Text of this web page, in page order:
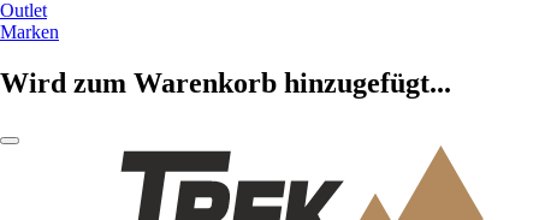
Outlet
Marken
Wird zum Warenkorb hinzugefügt...